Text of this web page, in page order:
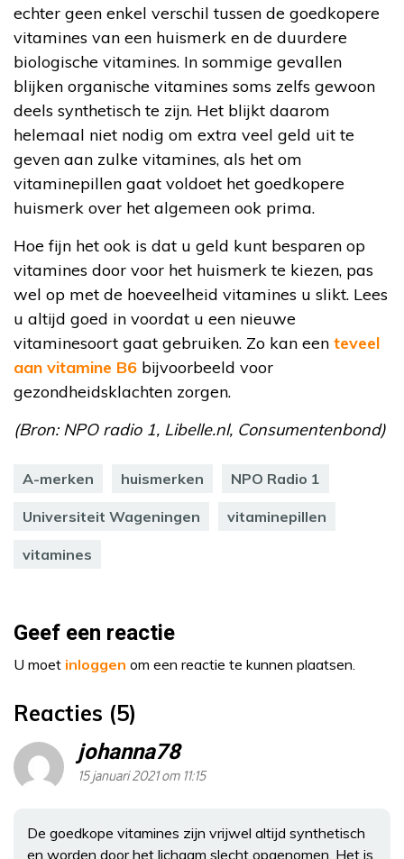
echter geen enkel verschil tussen de goedkopere
vitamines van een huismerk en de duurdere
biologische vitamines. In sommige gevallen
blijken organische vitamines soms zelfs gewoon
deels synthetisch te zijn. Het blijkt daarom
helemaal niet nodig om extra veel geld uit te
geven aan zulke vitamines, als het om
vitaminepillen gaat voldoet het goedkopere
huismerk over het algemeen ook prima.
Hoe fijn het ook is dat u geld kunt besparen op
vitamines door voor het huismerk te kiezen, pas
wel op met de hoeveelheid vitamines u slikt. Lees
u altijd goed in voordat u een nieuwe
vitaminesoort gaat gebruiken. Zo kan een teveel
aan vitamine B6 bijvoorbeeld voor
gezondheidsklachten zorgen.
(Bron: NPO radio 1, Libelle.nl, Consumentenbond)
A-merken huismerken NPO Radio 1
Universiteit Wageningen vitaminepillen
vitamines
Geef een reactie
U moet inloggen om een reactie te kunnen plaatsen.
Reacties (5)
johanna78
15 januari 2021 om 11:15
De goedkope vitamines zijn vrijwel altijd synthetisch
en worden door het lichaam slecht opgenomen. Het is